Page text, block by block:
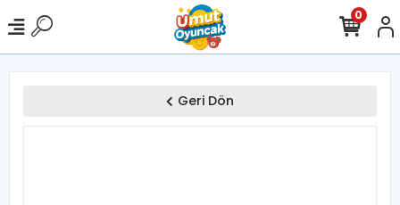
0
Geri Dön